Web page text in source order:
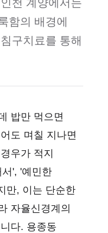
천 계양에서는
함의 배경에
구치료를 통해
밥만 먹으면
도 며칠 지나면
우가 적지
', '예민한
만, 이는 단순한
자율신경계의
다. 용종동